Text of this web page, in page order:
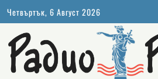
Четвъртък, 6 Август 2026